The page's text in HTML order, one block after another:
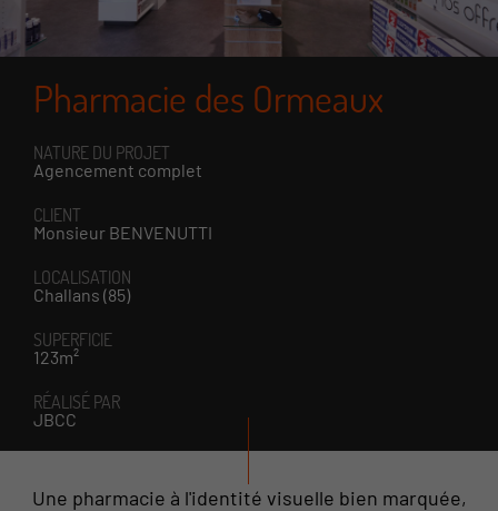
Pharmacie des Ormeaux
NATURE DU PROJET
Agencement complet
CLIENT
Monsieur BENVENUTTI
LOCALISATION
Challans (85)
SUPERFICIE
123m²
RÉALISÉ PAR
JBCC
Une pharmacie à l'identité visuelle bien marquée,